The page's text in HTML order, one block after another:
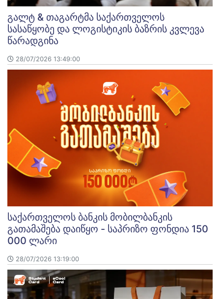
გალტ & თაგარტმა საქართველოს
სასაწყობე და ლოგისტიკის ბაზრის კვლევა
წარადგინა
28/07/2026 13:49:00
საქართველოს ბანკის მობილბანკის
გათამაშება დაიწყო - საპრიზო ფონდია 150
000 ლარი
28/07/2026 13:19:00